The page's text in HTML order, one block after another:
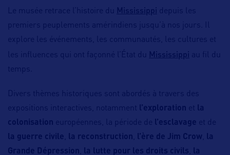
Le musée retrace l’histoire du Mississippi depuis les
premiers peuplements amérindiens jusqu’à nos jours. Il
explore les événements, les communautés, les cultures et
les influences qui ont façonné l’État du Mississippi au fil du
temps.
Divers thèmes historiques sont abordés à travers des
expositions interactives, notamment
l’exploration et
la
colonisation européennes, la période de l’esclavage et de
la guerre civile
la reconstruction l’ère de Jim Crow
la
Grande Dépression
la lutte pour les droits civils
la